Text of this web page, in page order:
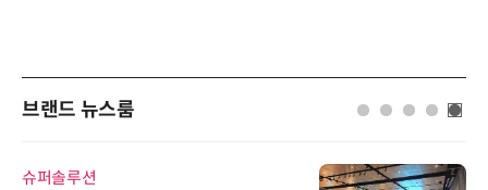
브랜드 뉴스룸
슈퍼솔루션